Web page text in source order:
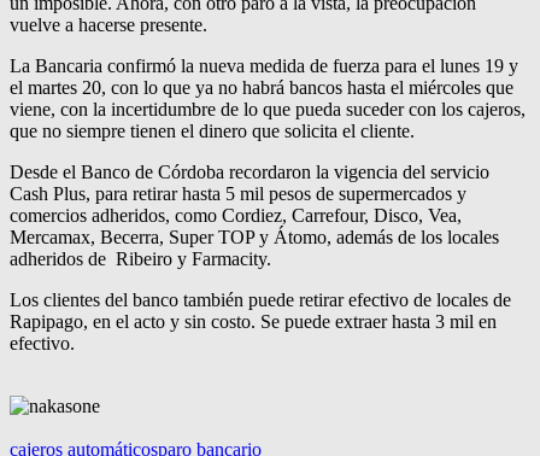
vuelve a hacerse presente.
La Bancaria confirmó la nueva medida de fuerza para el lunes 19 y
el martes 20, con lo que ya no habrá bancos hasta el miércoles que
viene, con la incertidumbre de lo que pueda suceder con los cajeros,
que no siempre tienen el dinero que solicita el cliente.
Desde el Banco de Córdoba recordaron la vigencia del servicio
Cash Plus, para retirar hasta 5 mil pesos de supermercados y
comercios adheridos, como Cordiez, Carrefour, Disco, Vea,
Mercamax, Becerra, Super TOP y Átomo, además de los locales
adheridos de Ribeiro y Farmacity.
Los clientes del banco también puede retirar efectivo de locales de
Rapipago, en el acto y sin costo. Se puede extraer hasta 3 mil en
efectivo.
cajeros automáticosparo bancario